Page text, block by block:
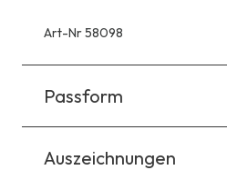
Art-Nr 58098
Passform
Auszeichnungen